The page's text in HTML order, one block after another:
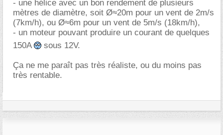
- une hélice avec un bon rendement de plusieurs
mètres de diamètre, soit Ø≈20m pour un vent de 2m/s
(7km/h), ou Ø≈6m pour un vent de 5m/s (18km/h),
- un moteur pouvant produire un courant de quelques
150A
sous 12V.
Ça ne me paraît pas très réaliste, ou du moins pas
très rentable.